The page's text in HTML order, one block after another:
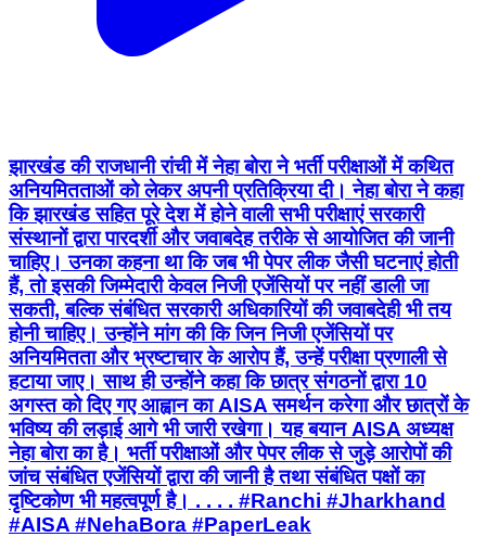
झारखंड की राजधानी रांची में नेहा बोरा ने भर्ती परीक्षाओं में कथित
अनियमितताओं को लेकर अपनी प्रतिक्रिया दी। नेहा बोरा ने कहा
कि झारखंड सहित पूरे देश में होने वाली सभी परीक्षाएं सरकारी
संस्थानों द्वारा पारदर्शी और जवाबदेह तरीके से आयोजित की जानी
चाहिए। उनका कहना था कि जब भी पेपर लीक जैसी घटनाएं होती
हैं, तो इसकी जिम्मेदारी केवल निजी एजेंसियों पर नहीं डाली जा
सकती, बल्कि संबंधित सरकारी अधिकारियों की जवाबदेही भी तय
होनी चाहिए। उन्होंने मांग की कि जिन निजी एजेंसियों पर
अनियमितता और भ्रष्टाचार के आरोप हैं, उन्हें परीक्षा प्रणाली से
हटाया जाए। साथ ही उन्होंने कहा कि छात्र संगठनों द्वारा 10
अगस्त को दिए गए आह्वान का AISA समर्थन करेगा और छात्रों के
भविष्य की लड़ाई आगे भी जारी रखेगा। यह बयान AISA अध्यक्ष
नेहा बोरा का है। भर्ती परीक्षाओं और पेपर लीक से जुड़े आरोपों की
जांच संबंधित एजेंसियों द्वारा की जानी है तथा संबंधित पक्षों का
दृष्टिकोण भी महत्वपूर्ण है। . . . . #Ranchi #Jharkhand
#AISA #NehaBora #PaperLeak